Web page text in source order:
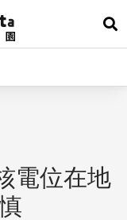
展
電位在地